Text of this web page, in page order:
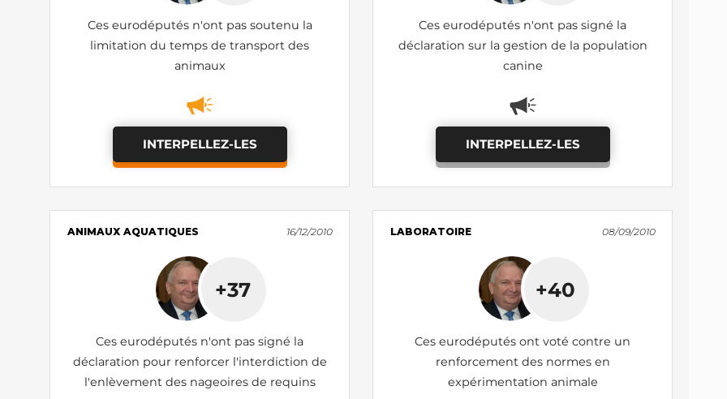
Ces eurodéputés n'ont pas soutenu la
limitation du temps de transport des
animaux
INTERPELLEZ-LES
Ces eurodéputés n'ont pas signé la
déclaration sur la gestion de la population
canine
INTERPELLEZ-LES
ANIMAUX AQUATIQUES 16/12/2010
+37
Ces eurodéputés n'ont pas signé la
déclaration pour renforcer l'interdiction de
l'enlèvement des nageoires de requins
LABORATOIRE 08/09/2010
+40
Ces eurodéputés ont voté contre un
renforcement des normes en
expérimentation animale